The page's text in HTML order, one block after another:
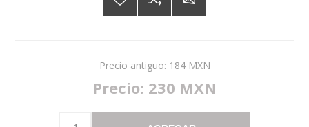
Precio antiguo: 184 MXN
Precio: 230 MXN